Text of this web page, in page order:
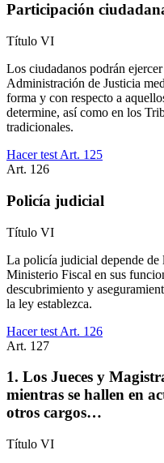
Participación
Título VI
Los ciudadanos podrán
Administración de Justicia
forma y con respecto a
determine, así como en los
tradicionales.
Hacer test Art. 125
Art. 126
Policía judicial
Título VI
La policía judicial depende de
Ministerio Fiscal en sus
descubrimiento y
la ley establezca.
Hacer test Art. 126
Art. 127
1. Los Jueces y
mientras se hallen en
otros cargos…
Título VI